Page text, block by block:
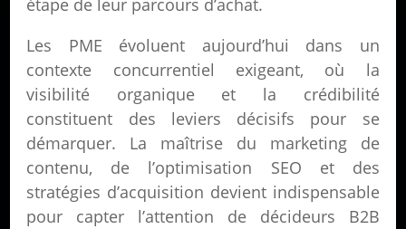
étape de leur parcours d’achat.
Les PME évoluent aujourd’hui dans un
contexte concurrentiel exigeant, où la
visibilité organique et la crédibilité
constituent des leviers décisifs pour se
démarquer. La maîtrise du marketing de
contenu, de l’optimisation SEO et des
stratégies d’acquisition devient indispensable
pour capter l’attention de décideurs B2B